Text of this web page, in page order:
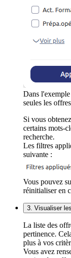
Dans
seules les
Si vous
certains mots-
recherche.
Les filtres
suivante :
Vous pouvez
réinitialiser en
3. Visualiser
La liste des
pertinence.
plus à vos
Vous avez